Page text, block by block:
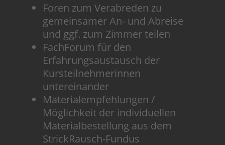
Foren zum Verabreden zu
gemeinsamer An- und Abreise
und ggf. zum Zimmer teilen
FachForum für den
Erfahrungsaustausch der
Kursteilnehmerinnen
untereinander
Materialempfehlungen /
Möglichkeit der individuellen
Materialbestellung aus dem
StrickRausch-Fundus